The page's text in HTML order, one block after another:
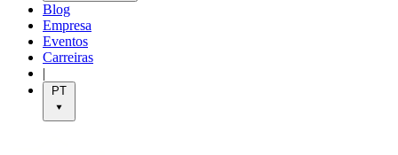
Blog
Empresa
Eventos
Carreiras
|
PT